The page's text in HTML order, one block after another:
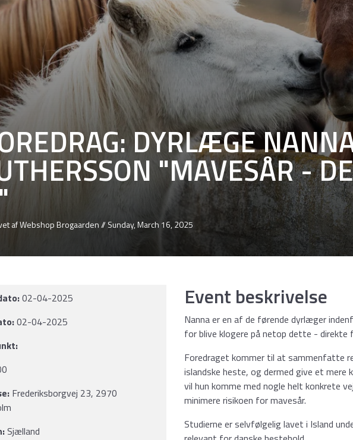
DYRLÆGE
"MAVESÅR -
af Webshop Brogaarden // Sunday, March 16, 2025
02-04-2025
02-04-2025
Frederiksborgvej 23, 2970
Sjælland
Event beskrivelse
Nanna er en af de førende dyrlæger
for blive klogere på netop dette - direkte
Foredraget kommer til at sammenfatte
islandske heste, og dermed give et
vil hun komme med nogle helt konkrete
minimere risikoen for mavesår.
Studierne er selvfølgelig lavet i Island